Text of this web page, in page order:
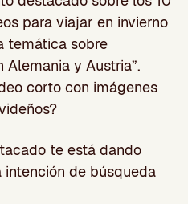
para viajar en invierno
temática sobre
Alemania y Austria”.
corto con imágenes
te está dando
de búsqueda